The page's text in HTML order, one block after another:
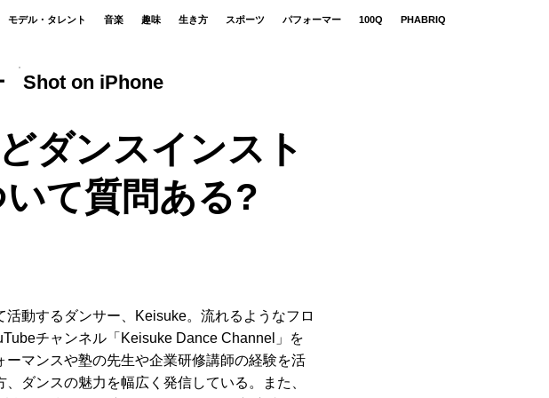
モデル・タレント 音楽 趣味 生き方 スポーツ パフォーマー 100Q PHABRIQ
Shot on iPhone
動するダンサー、Keisuke。流れるようなフロ
チャンネル「Keisuke Dance Channel」を
マンスや塾の先生や企業研修講師の経験を活
ダンスの魅力を幅広く発信している。また、
ダンスインスト
て質問ある?